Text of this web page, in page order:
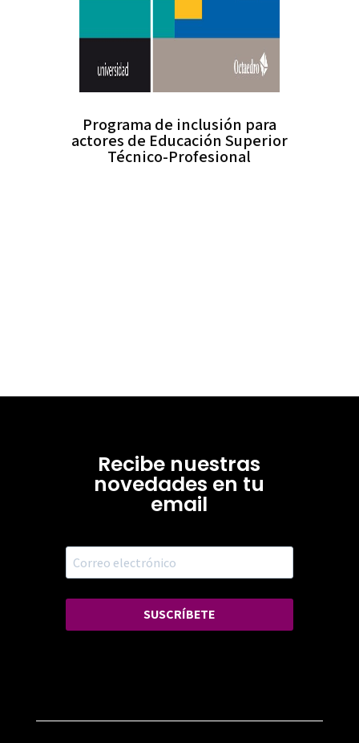
Programa de inclusión para
actores de Educación Superior
Técnico-Profesional
Recibe nuestras
novedades en tu
email
SUSCRÍBETE